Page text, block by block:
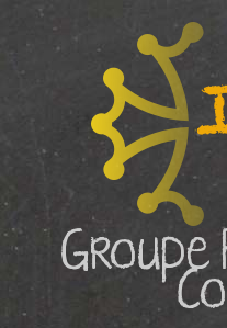
Groupe